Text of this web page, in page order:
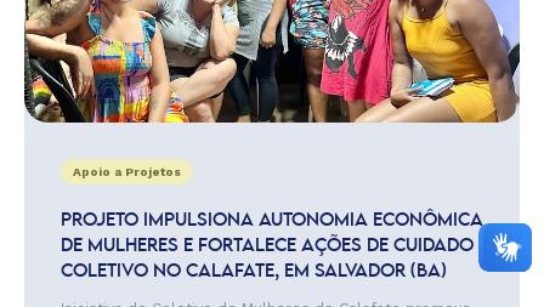
Apoio a Projetos
PROJETO IMPULSIONA AUTONOMIA ECONÔMICA
DE MULHERES E FORTALECE AÇÕES DE CUIDADO
COLETIVO NO CALAFATE, EM SALVADOR (BA)